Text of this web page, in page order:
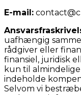
E-mail:
uafhængig
rådgiver eller
finansiel, juridisk
kun til
indeholde
Selvom vi